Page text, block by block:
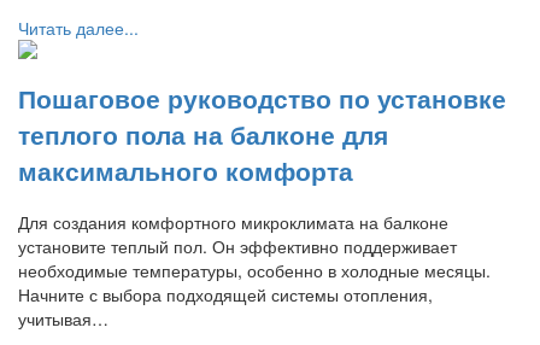
Читать далее...
Пошаговое руководство по установке
теплого пола на балконе для
максимального комфорта
Для создания комфортного микроклимата на балконе
установите теплый пол. Он эффективно поддерживает
необходимые температуры, особенно в холодные месяцы.
Начните с выбора подходящей системы отопления,
учитывая…